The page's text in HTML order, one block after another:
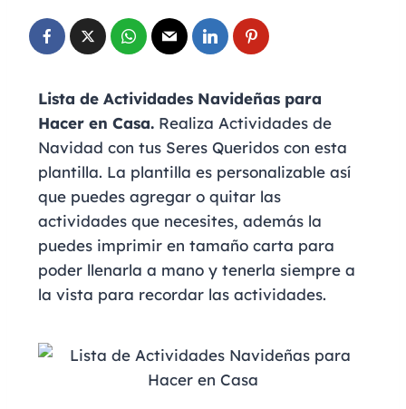
Lista de Actividades Navideñas para
Hacer en Casa. Realiza Actividades de
Navidad con tus Seres Queridos con esta
plantilla. La plantilla es personalizable así
que puedes agregar o quitar las
actividades que necesites, además la
puedes imprimir en tamaño carta para
poder llenarla a mano y tenerla siempre a
la vista para recordar las actividades.